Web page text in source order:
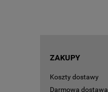
ZAKUPY
Koszty dostawy
Darmowa dostawa